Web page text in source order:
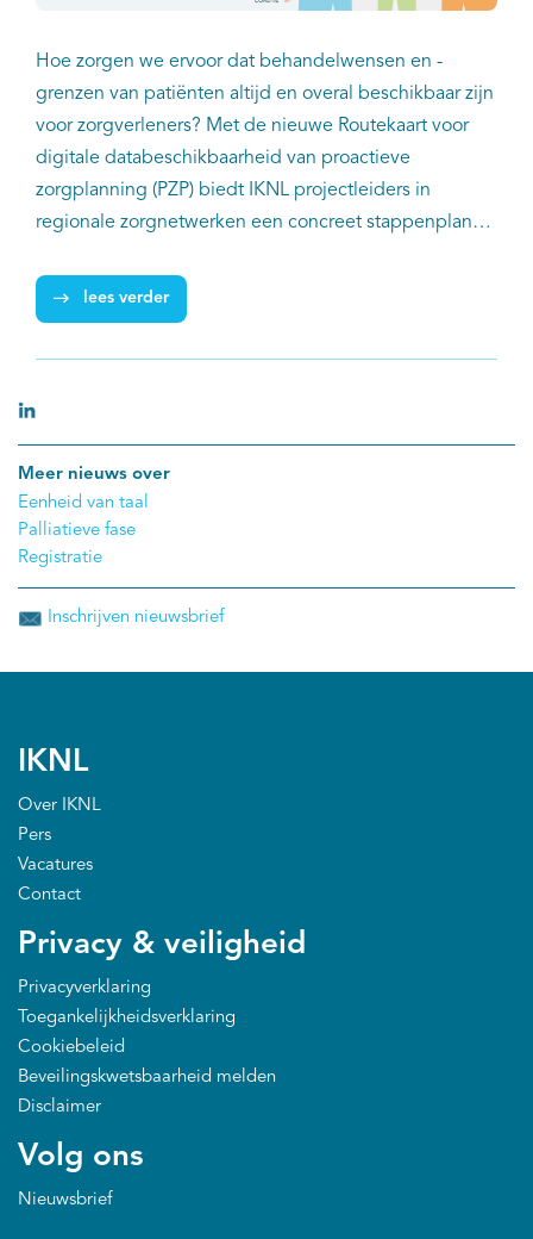
Hoe zorgen we ervoor dat behandelwensen en -
grenzen van patiënten altijd en overal beschikbaar zijn
voor zorgverleners? Met de nieuwe Routekaart voor
digitale databeschikbaarheid van proactieve
zorgplanning (PZP) biedt IKNL projectleiders in
regionale zorgnetwerken een concreet stappenplan
maken.
lees verder
Meer nieuws over
Eenheid van taal
Palliatieve fase
Registratie
Inschrijven nieuwsbrief
IKNL
Over IKNL
Pers
Vacatures
Contact
Privacy & veiligheid
Privacyverklaring
Toegankelijkheidsverklaring
Cookiebeleid
Beveilingskwetsbaarheid melden
Disclaimer
Volg ons
Nieuwsbrief